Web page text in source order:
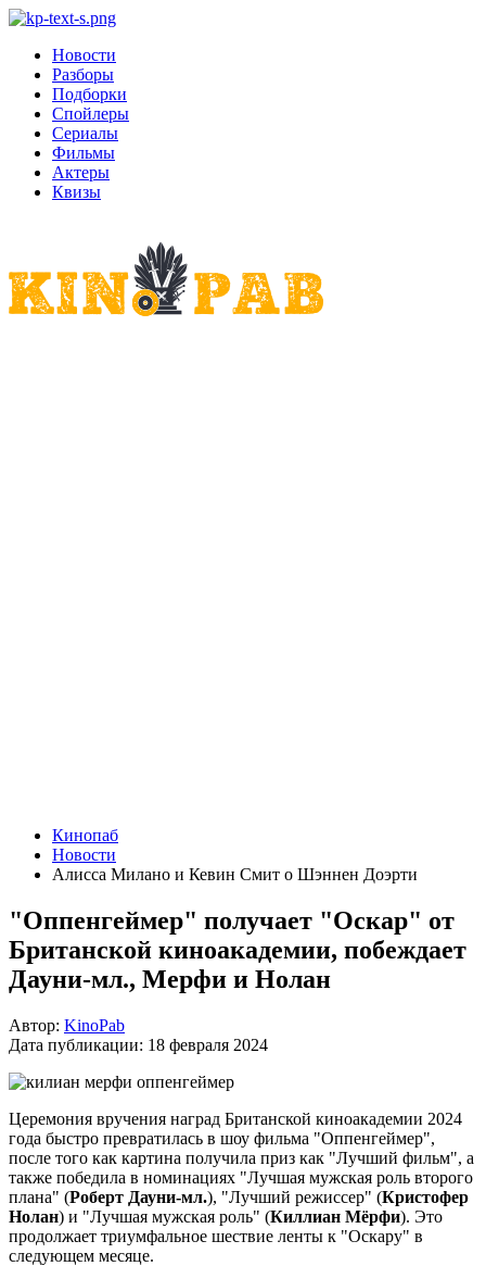
Новости
Разборы
Подборки
Спойлеры
Сериалы
Фильмы
Актеры
Квизы
Кинопаб
Новости
Алисса Милано и Кевин Смит о Шэннен Доэрти
"Оппенгеймер" получает "Оскар" от
Британской киноакадемии, побеждает
Дауни-мл., Мерфи и Нолан
Автор: KinoPab
Дата публикации: 18 февраля 2024
Церемония вручения наград Британской киноакадемии 2024
года быстро превратилась в шоу фильма "Оппенгеймер",
после того как картина получила приз как "Лучший фильм", а
также победила в номинациях "Лучшая мужская роль второго
плана" (Роберт Дауни-мл.), "Лучший режиссер" (Кристофер
Нолан) и "Лучшая мужская роль" (Киллиан Мёрфи). Это
продолжает триумфальное шествие ленты к "Оскару" в
следующем месяце.